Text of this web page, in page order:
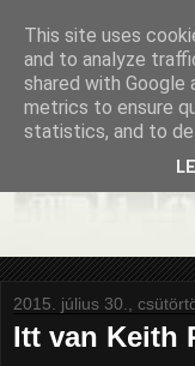
2015. július 30.,
Itt van Keith
This site uses
and to analyze
shared with Google
metrics to ensure
statistics, and to